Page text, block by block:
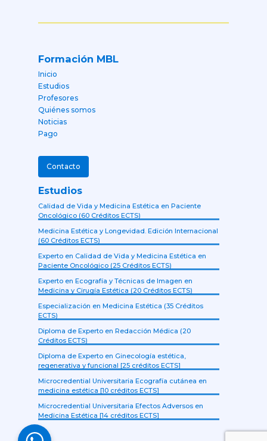
Formación MBL
Inicio
Estudios
Profesores
Quiénes somos
Noticias
Pago
Contacto
Estudios
Calidad de Vida y Medicina Estética en Paciente
Oncológico (60 Créditos ECTS)
Medicina Estética y Longevidad. Edición Internacional
(60 Créditos ECTS)
Experto en Calidad de Vida y Medicina Estética en
Paciente Oncológico (25 Créditos ECTS)
Experto en Ecografía y Técnicas de Imagen en
Medicina y Cirugía Estética (20 Créditos ECTS)
Especialización en Medicina Estética (35 Créditos
ECTS)
Diploma de Experto en Redacción Médica (20
Créditos ECTS)
Diploma de Experto en Ginecología estética,
regenerativa y funcional [25 créditos ECTS]
Microcredential Universitaria Ecografía cutánea en
medicina estética [10 créditos ECTS]
Microcredential Universitaria Efectos Adversos en
Medicina Estética [14 créditos ECTS]